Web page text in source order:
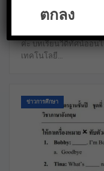
ใบงาน.คอม นำสิ่งดีๆมา
วีดีทัศน์บทเรียนออนไล
ค่ะ บทเรียนวีดิทัศน์ออน
เทคโนโลยี…
ข่าวการศึกษา
ตกลง